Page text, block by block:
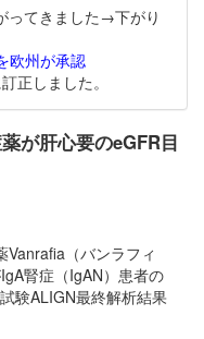
ってきました→下がり
欧州が承認
しました。
が肝心要のeGFR目
Vanrafia（バンラフィ
腎症（IgAN）患者の
験ALIGN最終解析結果